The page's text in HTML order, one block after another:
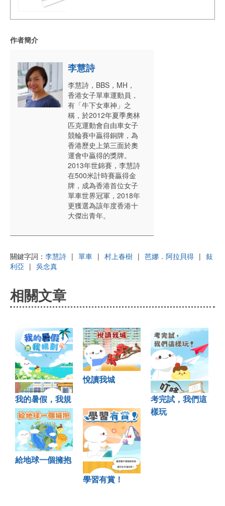
作者簡介
李慧詩
李慧詩，BBS，MH，
香港女子單車運動員，
有「牛下女車神」之
稱，於2012年夏季奧林
匹克運動會自由車女子
競輪賽中贏得銅牌，為
香港歷史上第三面於奧
運會中贏得的獎牌。
2013年世錦賽，李慧詩
在500米計時賽贏得金
牌，成為香港首位女子
單車世界冠軍，2018年
更獲選為該年度香港十
大傑出青年。
關鍵字詞： 李慧詩 | 單車 | 村上春樹 | 芭娜．阿拉貝得 | 敍
利亞 | 吳念真
相關文章
我的暑假，我規
劃
悅讀我城
考完試，我們這
樣玩
給地球一個擁抱
學習有賞！